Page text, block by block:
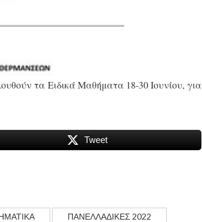
τα Ειδικά Μαθήματα 18-30 Ιουνίου, για
Tweet
ΠΑΝΕΛΛΑΔΙΚΕΣ 2022